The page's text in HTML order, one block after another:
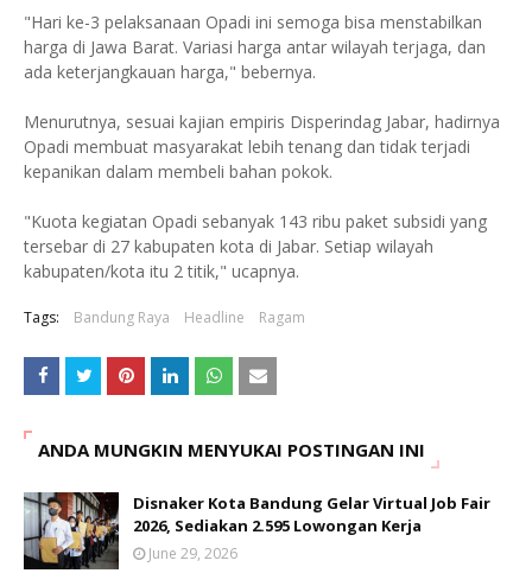
"Hari ke-3 pelaksanaan Opadi ini semoga bisa menstabilkan
harga di Jawa Barat. Variasi harga antar wilayah terjaga, dan
ada keterjangkauan harga," bebernya.
Menurutnya, sesuai kajian empiris Disperindag Jabar, hadirnya
Opadi membuat masyarakat lebih tenang dan tidak terjadi
kepanikan dalam membeli bahan pokok.
"Kuota kegiatan Opadi sebanyak 143 ribu paket subsidi yang
tersebar di 27 kabupaten kota di Jabar. Setiap wilayah
kabupaten/kota itu 2 titik," ucapnya.
Tags: Bandung Raya Headline Ragam
ANDA MUNGKIN MENYUKAI POSTINGAN INI
Disnaker Kota Bandung Gelar Virtual Job Fair
2026, Sediakan 2.595 Lowongan Kerja
June 29, 2026